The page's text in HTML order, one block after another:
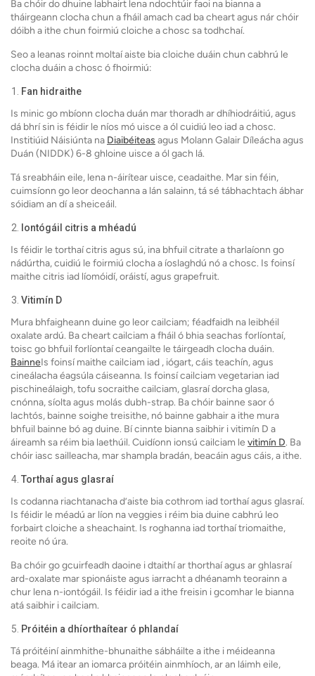
Ba chóir do dhuine labhairt lena ndochtúir faoi na bianna a
tháirgeann clocha chun a fháil amach cad ba cheart agus nár chóir
dóibh a ithe chun foirmiú cloiche a chosc sa todhchaí.
Seo a leanas roinnt moltaí aiste bia cloiche duáin chun cabhrú le
clocha duáin a chosc ó fhoirmiú:
Fan hidraithe
Is minic go mbíonn clocha duán mar thoradh ar dhíhiodráitiú, agus
dá bhrí sin is féidir le níos mó uisce a ól cuidiú leo iad a chosc.
Institiúid Náisiúnta na Diaibéiteas agus Molann Galair Díleácha agus
Duán (NIDDK) 6-8 ghloine uisce a ól gach lá.
Tá sreabháin eile, lena n-áirítear uisce, ceadaithe. Mar sin féin,
cuimsíonn go leor deochanna a lán salainn, tá sé tábhachtach ábhar
sóidiam an dí a sheiceáil.
Iontógáil citris a mhéadú
Is féidir le torthaí citris agus sú, ina bhfuil citrate a tharlaíonn go
nádúrtha, cuidiú le foirmiú clocha a íoslaghdú nó a chosc. Is foinsí
maithe citris iad líomóidí, oráistí, agus grapefruit.
Vitimín D
Mura bhfaigheann duine go leor cailciam; féadfaidh na leibhéil
oxalate ardú. Ba cheart cailciam a fháil ó bhia seachas forlíontaí,
toisc go bhfuil forlíontaí ceangailte le táirgeadh clocha duáin.
BainneIs foinsí maithe cailciam iad , iógart, cáis teachín, agus
cineálacha éagsúla cáiseanna. Is foinsí cailciam vegetarian iad
pischineálaigh, tofu socraithe cailciam, glasraí dorcha glasa,
cnónna, síolta agus molás dubh-strap. Ba chóir bainne saor ó
lachtós, bainne soighe treisithe, nó bainne gabhair a ithe mura
bhfuil bainne bó ag duine. Bí cinnte bianna saibhir i vitimín D a
áireamh sa réim bia laethúil. Cuidíonn ionsú cailciam le vitimín D. Ba
chóir iasc sailleacha, mar shampla bradán, beacáin agus cáis, a ithe.
Torthaí agus glasraí
Is codanna riachtanacha d’aiste bia cothrom iad torthaí agus glasraí.
Is féidir le méadú ar líon na veggies i réim bia duine cabhrú leo
forbairt cloiche a sheachaint. Is roghanna iad torthaí triomaithe,
reoite nó úra.
Ba chóir go gcuirfeadh daoine i dtaithí ar thorthaí agus ar ghlasraí
ard-oxalate mar spionáiste agus iarracht a dhéanamh teorainn a
chur lena n-iontógáil. Is féidir iad a ithe freisin i gcomhar le bianna
atá saibhir i cailciam.
Próitéin a dhíorthaítear ó phlandaí
Tá próitéiní ainmhithe-bhunaithe sábháilte a ithe i méideanna
beaga. Má itear an iomarca próitéin ainmhíoch, ar an láimh eile,